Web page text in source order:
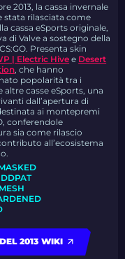
2013, la cassa invernale
stata rilasciata come
cassa eSports originale,
di Valve a sostegno della
Presenta skin
| Electric Hivee Desert
, che hanno
popolarità tra i
casse eSports, una
dall’apertura di
ai montepremi
conferendole
sia come rilascio
all’ecosistema
2013 WIKI